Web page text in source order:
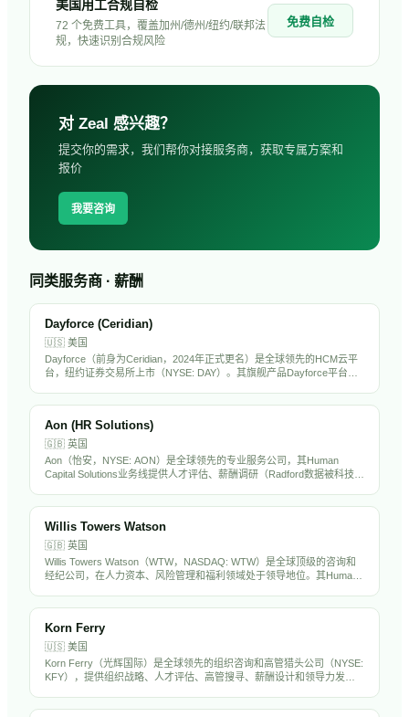
美国用工合规自检
72 个免费工具，覆盖加州/德州/纽约/联邦法
规，快速识别合规风险
免费自检
对 Zeal 感兴趣？
提交你的需求，我们帮你对接服务商，获取专属方案和
报价
我要咨询
同类服务商 · 薪酬
Dayforce (Ceridian)
🇺🇸 美国
Dayforce（前身为Ceridian，2024年正式更名）是全球领先的HCM云平
台，纽约证券交易所上市（NYSE: DAY）。其旗舰产品Dayforce平台整
Aon (HR Solutions)
🇬🇧 英国
Aon（怡安，NYSE: AON）是全球领先的专业服务公司，其Human
Capital Solutions业务线提供人才评估、薪酬调研（Radford数据被科技行
Willis Towers Watson
🇬🇧 英国
Willis Towers Watson（WTW，NASDAQ: WTW）是全球顶级的咨询和
经纪公司，在人力资本、风险管理和福利领域处于领导地位。其Human
Korn Ferry
🇺🇸 美国
Korn Ferry（光辉国际）是全球领先的组织咨询和高管猎头公司（NYSE:
KFY），提供组织战略、人才评估、高管搜寻、薪酬设计和领导力发展